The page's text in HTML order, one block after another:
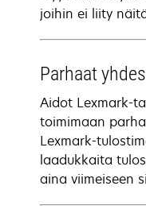
joihin ei liity
Parhaat
Aidot Lexmark-
toimimaan
Lexmark-
laadukkaita
aina viimeiseen